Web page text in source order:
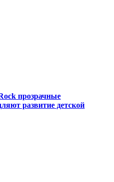
прозрачные
развитие детской